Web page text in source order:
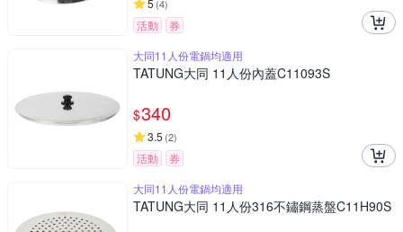
5 (4)
活動
券
大同11人份電鍋均適用
TATUNG大同 11人份內蓋C11093S
$340
3.5 (2)
活動
券
大同11人份電鍋均適用
TATUNG大同 11人份316不鏽鋼蒸盤C11H90S